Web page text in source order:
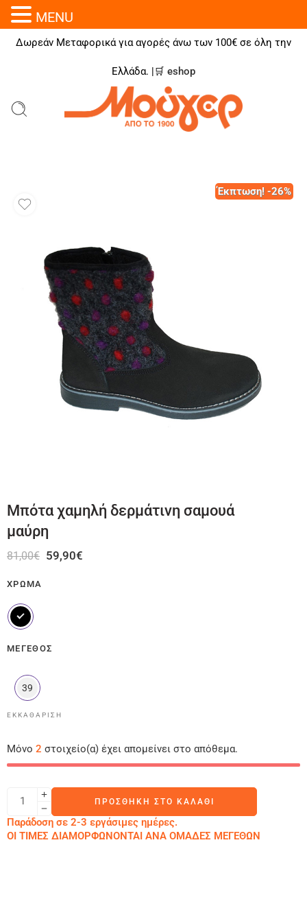
Δωρεάν Μεταφορικά για αγορές άνω των 100€ σε όλη την
Ελλάδα. |🛒 eshop
Έκπτωση! -26%
Μπότα χαμηλή δερμάτινη σαμουά
μαύρη
81,00€ 59,90€
ΧΡΏΜΑ
ΜΈΓΕΘΟΣ
39
ΕΚΚΑΘΆΡΙΣΗ
Μόνο 2 στοιχείο(α) έχει απομείνει στο απόθεμα.
ΠΡΟΣΘΉΚΗ ΣΤΟ ΚΑΛΆΘΙ
Παράδοση σε 2-3 εργάσιμες ημέρες.
ΟΙ ΤΙΜΕΣ ΔΙΑΜΟΡΦΩΝΟΝΤΑΙ ΑΝΑ ΟΜΑΔΕΣ ΜΕΓΕΘΩΝ
MENU